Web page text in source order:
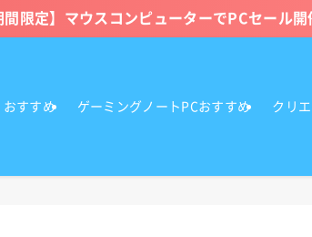
間限定】マウスコンピューターでPCセール開
おすすめ ゲーミングノートPCおすすめ クリ